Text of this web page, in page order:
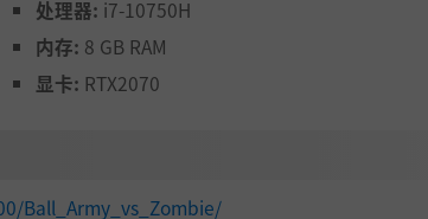
处理器: i7-10750H
内存: 8 GB RAM
显卡: RTX2070
Ball_Army_vs_Zombie/